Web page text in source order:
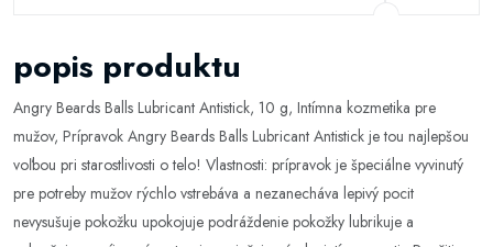
popis produktu
Angry Beards Balls Lubricant Antistick, 10 g, Intímna kozmetika pre
mužov, Prípravok Angry Beards Balls Lubricant Antistick je tou najlepšou
voľbou pri starostlivosti o telo! Vlastnosti: prípravok je špeciálne vyvinutý
pre potreby mužov rýchlo vstrebáva a nezanecháva lepivý pocit
nevysušuje pokožku upokojuje podráždenie pokožky lubrikuje a